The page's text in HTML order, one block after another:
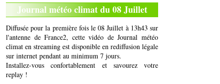
Journal météo climat du 08 Juillet
Diffusée pour la première fois le 08 Juillet à 13h43 sur
l'antenne de France2, cette vidéo de Journal météo
climat en streaming est disponible en rediffusion légale
sur internet pendant au minimum 7 jours.
Installez-vous confortablement et savourez votre
replay !